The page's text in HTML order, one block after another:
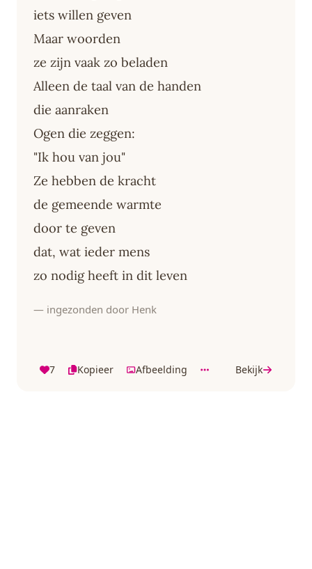
iets willen geven
Maar woorden
ze zijn vaak zo beladen
Alleen de taal van de handen
die aanraken
Ogen die zeggen:
"Ik hou van jou"
Ze hebben de kracht
de gemeende warmte
door te geven
dat, wat ieder mens
zo nodig heeft in dit leven
— ingezonden door Henk
7 Kopieer Afbeelding Bekijk